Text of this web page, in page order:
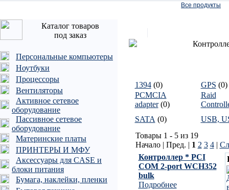
Все продукты
Каталог товаров
под заказ
Персональные компьютеры
Ноутбуки
Процессоры
Вентиляторы
Активное сетевое
оборудование
Пассивное сетевое
оборудование
Материнские платы
ПРИНТЕРЫ И МФУ
Аксессуары для CASE и
блоки питания
Бумага, наклейки, пленки
1394(0) GPS (0)
PCMCIA
adapter(0)
Raid
SATA (0)
USB,
Товары 1 - 5 из 19
Начало | Пред. | 1 2 3 4|
Контроллер * PCI
COM 2-port WCH352
bulk
Подробнее